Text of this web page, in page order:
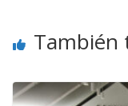
También